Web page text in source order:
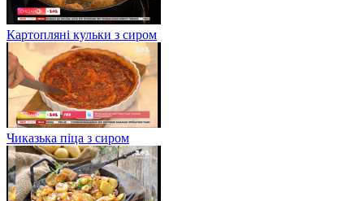
Картопляні кульки з сиром
Чиказька піца з сиром